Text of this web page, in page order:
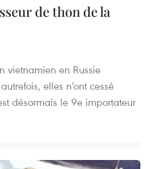
de thon de la
vietnamien en Russie
elles n’ont cessé
désormais le 9e importateur